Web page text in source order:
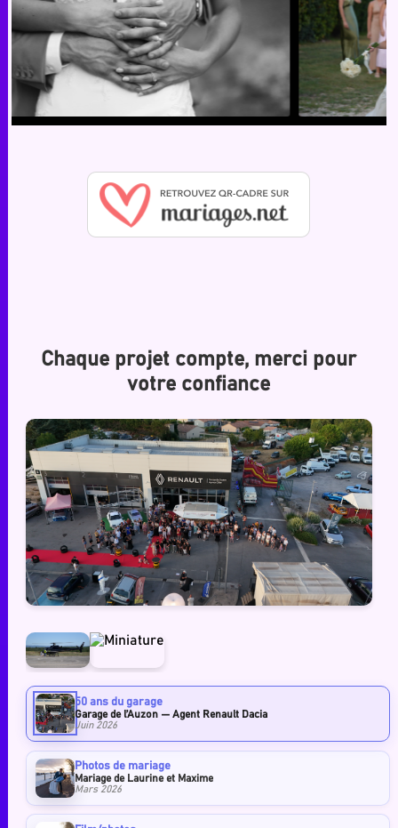
Chaque projet compte, merci pour
votre confiance
50 ans du garage
Garage de l’Auzon — Agent Renault Dacia
Juin 2026
Photos de mariage
Mariage de Laurine et Maxime
Mars 2026